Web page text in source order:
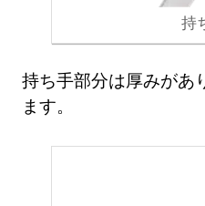
持
持ち手部分は厚みがあ
ます。